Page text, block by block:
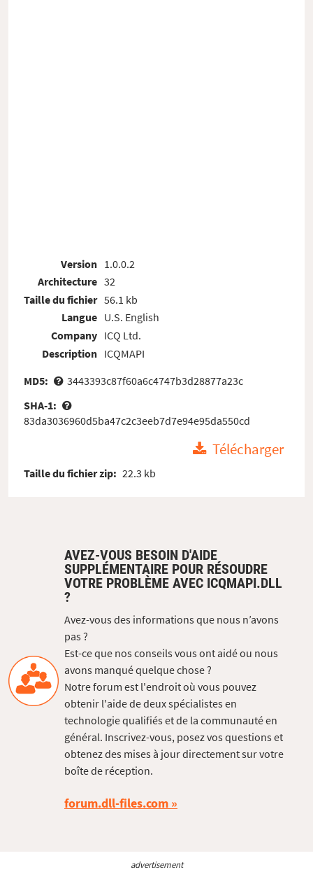
Version
Architecture
Taille du fichier
Langue
Company
Description
1.0.0.2
32
56.1 kb
U.S. English
ICQ Ltd.
ICQMAPI
MD5:
3443393c87f60a6c4747b3d28877a23c
SHA-1:
83da3036960d5ba47c2c3eeb7d7e94e95da550cd
Télécharger
Taille du fichier zip: 22.3 kb
AVEZ-VOUS BESOIN D'AIDE
SUPPLÉMENTAIRE POUR RÉSOUDRE
VOTRE PROBLÈME AVEC ICQMAPI.DLL
?
Avez-vous des informations que nous n’avons
pas ?
Est-ce que nos conseils vous ont aidé ou nous
avons manqué quelque chose ?
Notre forum est l'endroit où vous pouvez
obtenir l'aide de deux spécialistes en
technologie qualifiés et de la communauté en
général. Inscrivez-vous, posez vos questions et
obtenez des mises à jour directement sur votre
boîte de réception.
forum.dll-files.com
advertisement